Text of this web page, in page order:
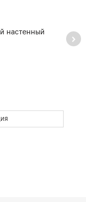
настенный